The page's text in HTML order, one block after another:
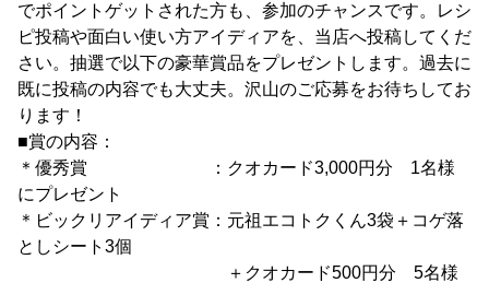
でポイントゲットされた方も、参加のチャンスです。レシ
ピ投稿や面白い使い方アイディアを、当店へ投稿してくだ
さい。抽選で以下の豪華賞品をプレゼントします。過去に
既に投稿の内容でも大丈夫。沢山のご応募をお待ちしてお
ります！
■賞の内容：
＊優秀賞 ：クオカード3,000円分 1名様
にプレゼント
＊ビックリアイディア賞：元祖エコトクくん3袋＋コゲ落
としシート3個
＋クオカード500円分 5名様